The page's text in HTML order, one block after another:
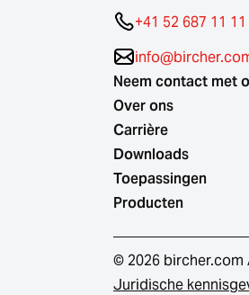
+41 52 687 11 11
Neem contact met
Over ons
Carrière
Downloads
Toepassingen
Producten
© 2026 bircher.com
Juridische